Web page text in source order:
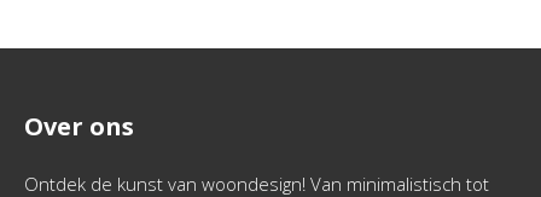
Over ons
Ontdek de kunst van woondesign! Van minimalistisch tot